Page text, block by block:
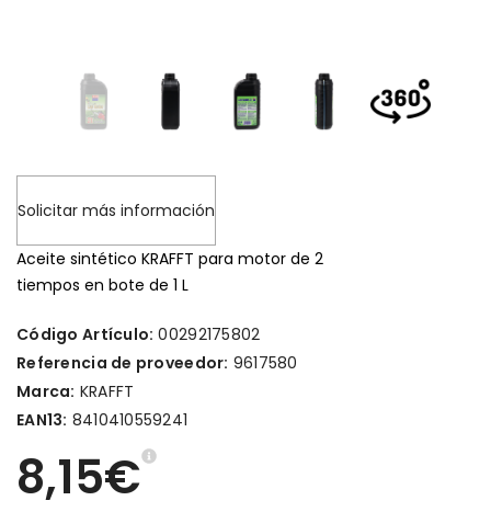
Aceite sintético KRAFFT para motor de 2
tiempos en bote de 1 L
Solicitar más información
Código Artículo: 00292175802
Referencia de proveedor: 9617580
Marca: KRAFFT
EAN13: 8410410559241
8,15€